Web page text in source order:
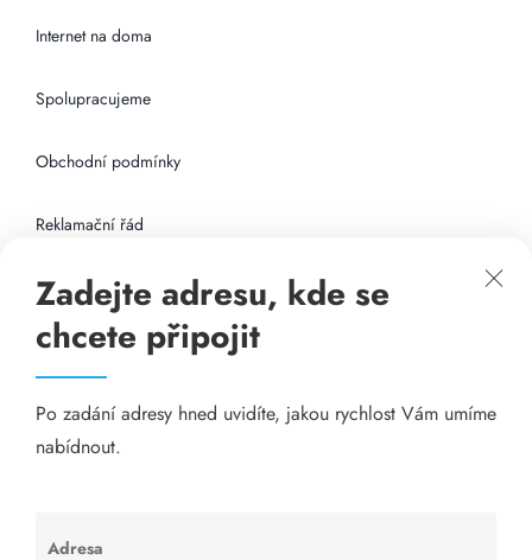
Internet na doma
Spolupracujeme
Obchodní podmínky
Reklamační řád
Připojení k internetu
Odkazy
Katalog A-seznam.cz
Visací zámky - TOKOZ
Zadejte adresu, kde se
chcete připojit
Po zadání adresy hned uvidíte, jakou rychlost Vám umíme
nabídnout.
Adresa
Ponechte